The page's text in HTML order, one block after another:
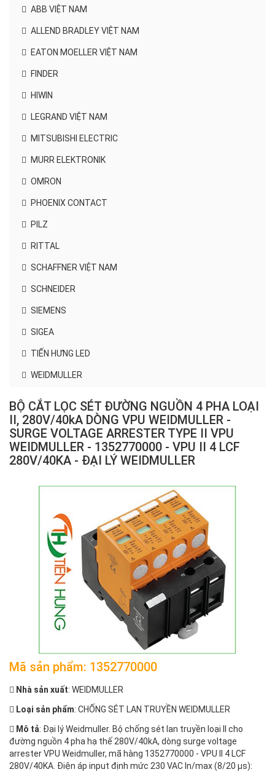
ABB VIỆT NAM
ALLEND BRADLEY VIỆT NAM
EATON MOELLER VIỆT NAM
FINDER
HIWIN
LEGRAND VIỆT NAM
MITSUBISHI ELECTRIC
MURR ELEKTRONIK
OMRON
PHOENIX CONTACT
PILZ
RITTAL
SCHAFFNER VIỆT NAM
SCHNEIDER
SIEMENS
SIGEA
TIẾN HƯNG LED
WEIDMULLER
BỘ CẮT LỌC SÉT ĐƯỜNG NGUỒN 4 PHA LOẠI
II, 280V/40kA DÒNG VPU WEIDMULLER -
SURGE VOLTAGE ARRESTER TYPE II VPU
WEIDMULLER - 1352770000 - VPU II 4 LCF
280V/40KA - ĐẠI LÝ WEIDMULLER
Mã sản phẩm: 1352770000
Nhà sản xuất: WEIDMULLER
Loại sản phẩm: CHỐNG SÉT LAN TRUYỀN WEIDMULLER
Mô tả: Đại lý Weidmuller. Bộ chống sét lan truyền loại II cho
đường nguồn 4 pha hạ thế 280V/40kA, dòng surge voltage
arrester VPU Weidmuller, mã hàng 1352770000 - VPU II 4 LCF
280V/40KA. Điện áp input định mức 230 VAC In/max (8/20 µs):